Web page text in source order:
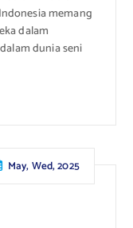
memang
dalam
dunia seni
May, Wed, 2025